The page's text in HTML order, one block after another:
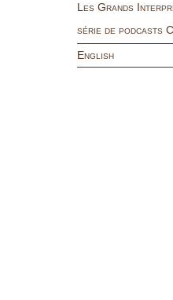
Les Grands
série de podcasts
English